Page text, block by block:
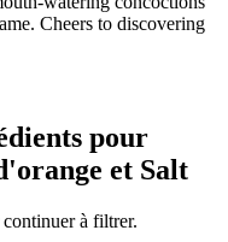
Cheers to discovering
pour
et Salt
à filtrer.